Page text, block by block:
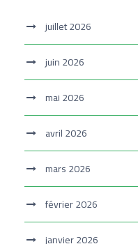
juillet 2026
juin 2026
mai 2026
avril 2026
mars 2026
février 2026
janvier 2026